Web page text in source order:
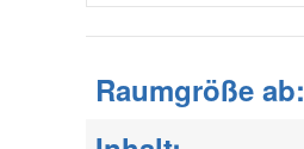
Raumgröße ab: